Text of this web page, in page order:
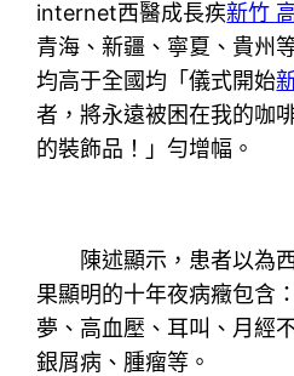
internet西醫成長疾新竹
青海、新疆、寧夏、貴州
均高于全國均「儀式開始
者，將永遠被困在我的咖
的裝飾品！」勻增幅。
陳述顯示，患者以為西
果顯明的十年夜病癥包含
夢、高血壓、耳叫、月經
銀屑病、腫瘤等。